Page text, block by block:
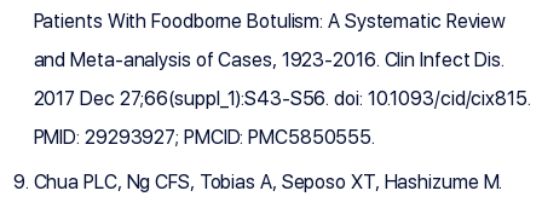
Patients With Foodborne Botulism: A Systematic Review
and Meta-analysis of Cases, 1923-2016. Clin Infect Dis.
2017 Dec 27;66(suppl_1):S43-S56. doi: 10.1093/cid/cix815.
PMID: 29293927; PMCID: PMC5850555.
Chua PLC, Ng CFS, Tobias A, Seposo XT, Hashizume M.